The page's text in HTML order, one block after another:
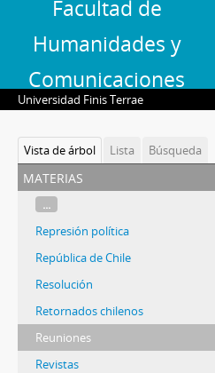
Facultad de
Humanidades y
Comunicaciones
Universidad Finis Terrae
Vista de árbol Lista Búsqueda
materias
...
Represión política
República de Chile
Resolución
Retornados chilenos
Reuniones
Revistas